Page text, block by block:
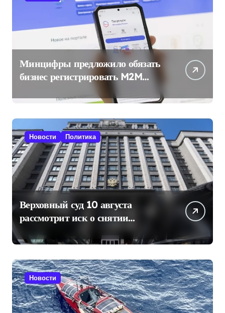
Минцифры предложило обязать
бизнес регистрировать M2M
Новости Политика
Верховный суд 10 августа
рассмотрит иск о снятии
«Яблока» с выборов в Госдуму
Новости